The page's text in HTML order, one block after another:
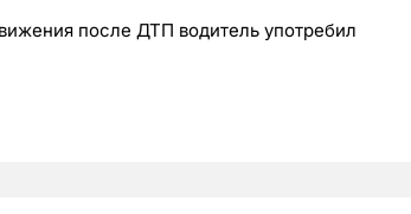
после ДТП водитель употребил